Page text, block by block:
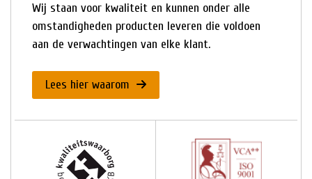
Wij staan voor kwaliteit en kunnen onder alle
omstandigheden producten leveren die voldoen
aan de verwachtingen van elke klant.
Lees hier waarom